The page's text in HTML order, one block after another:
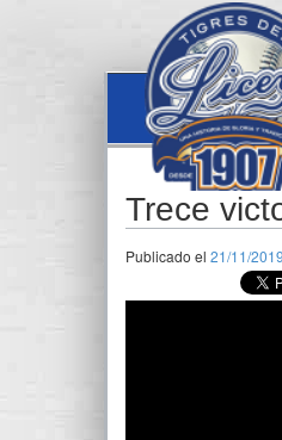
Trece
Publicado el 21/11/2019